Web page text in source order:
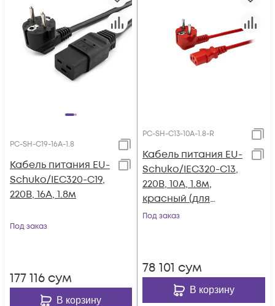
PC-SH-C19-16A-1.8
Кабель питания EU-
Schuko/IEC320-C19,
220B, 16А, 1.8м
Под заказ
177 116 сум
В корзину
PC-SH-C13-10A-1.8-R
Кабель питания EU-
Schuko/IEC320-C13,
220B, 10А, 1.8м,
красный (для
резервного
Под заказ
78 101 сум
В корзину